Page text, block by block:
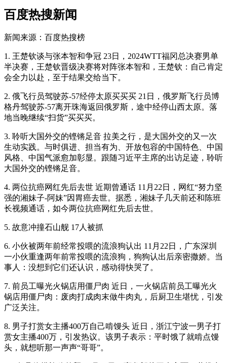
百度热搜新闻
新闻来源：百度热搜榜
1. 王楚钦谈与张本智和争冠 23日，2024WTT福冈总决赛男单
半决赛，王楚钦晋级决赛将对阵张本智和，王楚钦：自己肯定
会全力以赴，至于结果交给当下。
2. 俄飞行员驾驶苏-57经停太原买买买 21日，俄罗斯飞行员博
格丹驾驶苏-57离开珠海返回俄罗斯，途中经停山西太原。落
地当晚继续“扫货”买买买。
3. 聆听大国外交的铿锵足音 拉美之行，是大国外交的又一次
生动实践。与时俱进、担当有为、开放包容的中国特色、中国
风格、中国气派愈加彰显。跟随习近平主席的出访足迹，聆听
大国外交的铿锵足音。
4. 两位抗癌网红先后去世 近期曾通话 11月22日，网红“努力坚
强的湘妹子-阿妹”因胃癌去世。据悉，湘妹子几天前还和陈班
长视频通话，如今两位抗癌网红先后去世。
5. 故意冲撞石山舰 17人被抓
6. 小伙被两年前经常投喂的流浪狗认出 11月22日，广东深圳
一小伙重逢两年前常投喂的流浪狗，狗狗认出后亲密撒娇。当
事人：没想到它们还认识，感动得快哭了。
7. 前员工曝光火锅店用僵尸肉 近日，一火锅店前员工曝光火
锅店用僵尸肉：废肉打成肉末做牛肉丸，后厨卫生堪忧，引发
广泛关注。
8. 男子打赏女主播400万自己啃馒头 近日，浙江宁波一男子打
赏女主播400万，引发热议。该男子表示：平时饿了就啃点馒
头，就想听那一声声“哥哥”。